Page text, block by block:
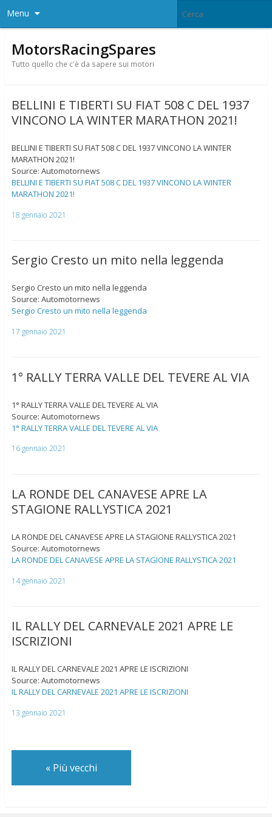
Menu
MotorsRacingSpares
Tutto quello che c'è da sapere sui motori
BELLINI E TIBERTI SU FIAT 508 C DEL 1937
VINCONO LA WINTER MARATHON 2021!
BELLINI E TIBERTI SU FIAT 508 C DEL 1937 VINCONO LA WINTER
MARATHON 2021!
Source: Automotornews
BELLINI E TIBERTI SU FIAT 508 C DEL 1937 VINCONO LA WINTER
MARATHON 2021!
18 gennaio 2021
Sergio Cresto un mito nella leggenda
Sergio Cresto un mito nella leggenda
Source: Automotornews
Sergio Cresto un mito nella leggenda
17 gennaio 2021
1° RALLY TERRA VALLE DEL TEVERE AL VIA
1° RALLY TERRA VALLE DEL TEVERE AL VIA
Source: Automotornews
1° RALLY TERRA VALLE DEL TEVERE AL VIA
16 gennaio 2021
LA RONDE DEL CANAVESE APRE LA
STAGIONE RALLYSTICA 2021
LA RONDE DEL CANAVESE APRE LA STAGIONE RALLYSTICA 2021
Source: Automotornews
LA RONDE DEL CANAVESE APRE LA STAGIONE RALLYSTICA 2021
14 gennaio 2021
IL RALLY DEL CARNEVALE 2021 APRE LE
ISCRIZIONI
IL RALLY DEL CARNEVALE 2021 APRE LE ISCRIZIONI
Source: Automotornews
IL RALLY DEL CARNEVALE 2021 APRE LE ISCRIZIONI
13 gennaio 2021
«Più vecchi